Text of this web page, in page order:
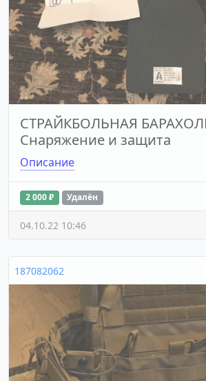
СТРАЙКБОЛЬНАЯ
Снаряжение и защита
Описание
2 000 ₽ Удалён
04.10.22 10:46
187082062